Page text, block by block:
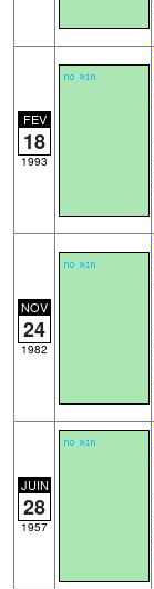
FEV
18
1993
NOV
24
1982
JUIN
28
1957